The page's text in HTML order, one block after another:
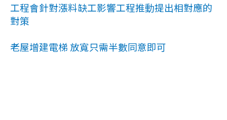
工程會針對漲料缺工影響工程推動提出相對應的
對策
老屋增建電梯 放寬只需半數同意即可